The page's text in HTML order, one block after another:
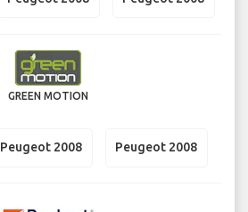
GREEN MOTION
Peugeot 2008 Peugeot 2008